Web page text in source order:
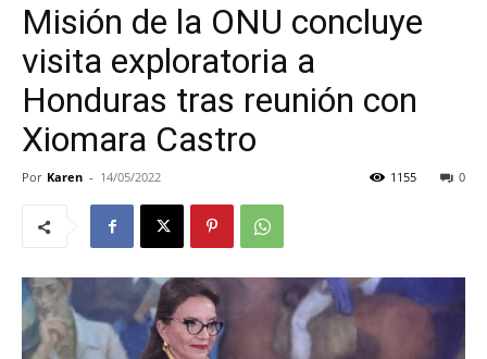
Misión de la ONU concluye
visita exploratoria a
Honduras tras reunión con
Xiomara Castro
Por Karen - 14/05/2022 0
1155